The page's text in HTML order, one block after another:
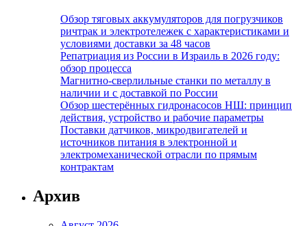
Обзор тяговых аккумуляторов для погрузчиков
ричтрак и электротележек с характеристиками и
условиями доставки за 48 часов
Репатриация из России в Израиль в 2026 году:
обзор процесса
Магнитно-сверлильные станки по металлу в
наличии и с доставкой по России
Обзор шестерённых гидронасосов НШ: принцип
действия, устройство и рабочие параметры
Поставки датчиков, микродвигателей и
источников питания в электронной и
электромеханической отрасли по прямым
контрактам
Архив